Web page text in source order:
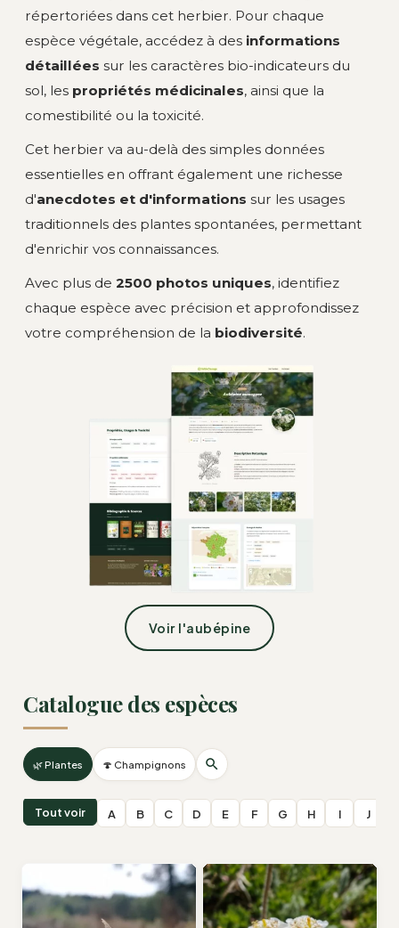
répertoriées dans cet herbier. Pour chaque
espèce végétale, accédez à des informations
détaillées sur les caractères bio-indicateurs du
sol, les propriétés médicinales, ainsi que la
comestibilité ou la toxicité.
Cet herbier va au-delà des simples données
essentielles en offrant également une richesse
d'anecdotes et d'informations sur les usages
traditionnels des plantes spontanées, permettant
d'enrichir vos connaissances.
Avec plus de 2500 photos uniques, identifiez
chaque espèce avec précision et approfondissez
votre compréhension de la biodiversité.
Voir l'aubépine
Catalogue des espèces
🌿 Plantes 🍄 Champignons
Tout voir A B C D E F G H I J